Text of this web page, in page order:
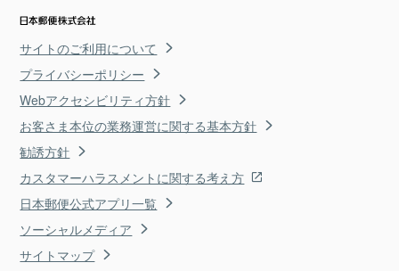
サイトのご利用について
プライバシーポリシー
Webアクセシビリティ方針
お客さま本位の業務運営に関する基本方針
勧誘方針
カスタマーハラスメントに関する考え方
日本郵便公式アプリ一覧
ソーシャルメディア
サイトマップ